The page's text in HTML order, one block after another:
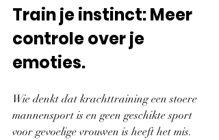
Train je instinct: Meer
controle over je
emoties.
Wie denkt dat krachttraining een stoere
mannensport is en geen geschikte sport
voor gevoelige vrouwen is heeft het mis.